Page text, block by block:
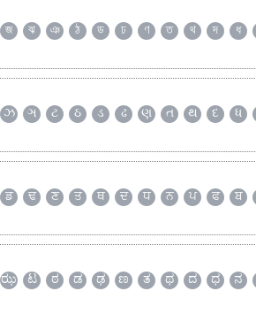
জ ঝ ঞ ঠ ড ঢ ণ ত থ দ ধ
ઝ ઞ ટ ઠ ડ ઢ ણ ત થ દ ધ
ਡ ਢ ਣ ਤ ਥ ਦ ਧ ਨ ਪ ਫ ਬ
ಝ ಟ ಠ ಡ ಢ ಣ ತ ಥ ದ ಧ ನ